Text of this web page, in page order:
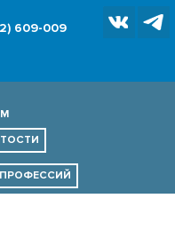
609-009